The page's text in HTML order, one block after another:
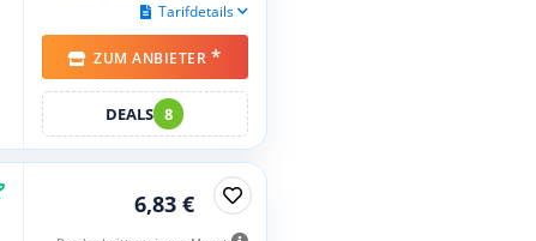
Tarifdetails
ZUM ANBIETER *
DEALS 8
6,83 €